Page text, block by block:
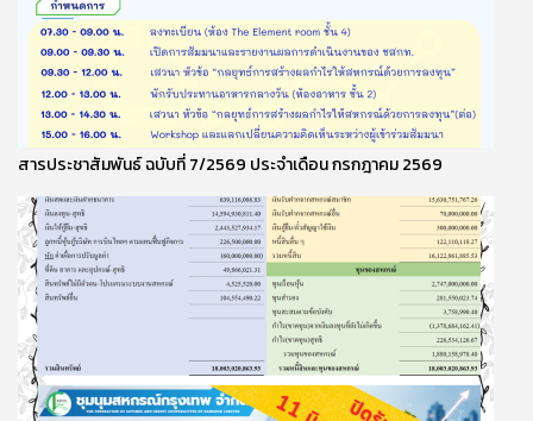
สารประชาสัมพันธ์ ฉบับที่ 7/2569 ประจำเดือน กรกฎาคม 2569